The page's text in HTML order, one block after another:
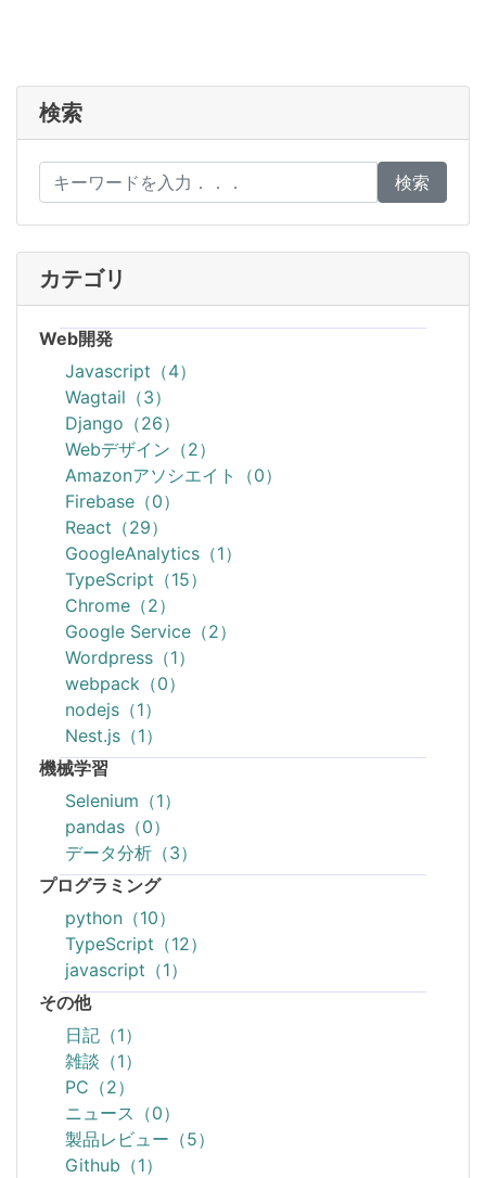
検索
検索
カテゴリ
Web開発
Javascript（4）
Wagtail（3）
Django（26）
Webデザイン（2）
Amazonアソシエイト（0）
Firebase（0）
React（29）
GoogleAnalytics（1）
TypeScript（15）
Chrome（2）
Google Service（2）
Wordpress（1）
webpack（0）
nodejs（1）
Nest.js（1）
機械学習
Selenium（1）
pandas（0）
データ分析（3）
プログラミング
python（10）
TypeScript（12）
javascript（1）
その他
日記（1）
雑談（1）
PC（2）
ニュース（0）
製品レビュー（5）
Github（1）